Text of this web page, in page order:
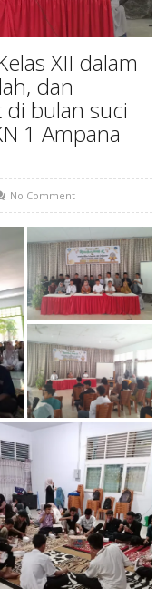
XII dalam
dan
di bulan suci
1 Ampana
No Comment